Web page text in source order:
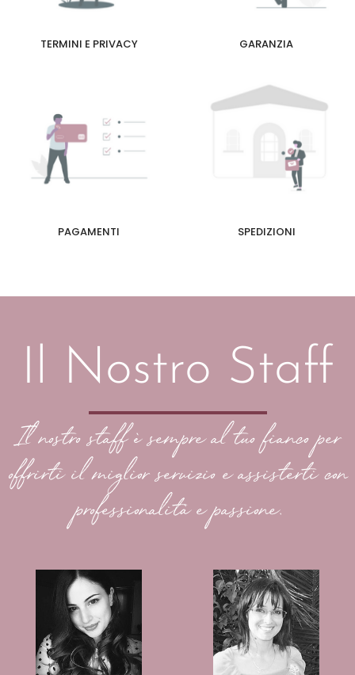
TERMINI E PRIVACY GARANZIA
PAGAMENTI SPEDIZIONI
Il Nostro Staff
Il nostro staff è sempre al tuo fianco per
offrirti il miglior servizio e assisterti con
professionalità e passione.